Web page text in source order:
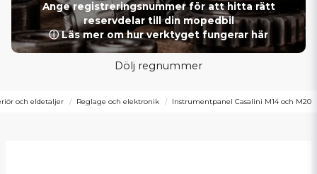
Ange registreringsnummer för att hitta rätt
reservdelar till din mopedbil
ⓘ Läs mer om hur verktyget fungerar här
Dölj regnummer
och eldetaljer Reglage och elektronik Instrumentpanel Casalini M14 och M20